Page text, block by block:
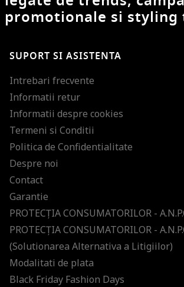
promotionale si styling
SUPORT SI ASISTENTA
Intrebari frecvente
Informatii retur
Informatii despre cookies
Termeni si Conditii
Politica de Confidentialitate
Despre noi
Contact
Garantie
PROTECŢIA CONSUMATORILOR -
PROTECŢIA CONSUMATORILOR -
(Solutionarea Alternativa a Litigiilor)
Modalitati de plata
Black Friday Fashion Days